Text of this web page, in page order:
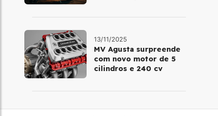
13/11/2025
MV Agusta surpreende
com novo motor de 5
cilindros e 240 cv